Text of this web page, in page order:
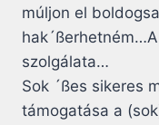
múljon el
szolgálata…
Sok ´ßes sikeres
támogatása a